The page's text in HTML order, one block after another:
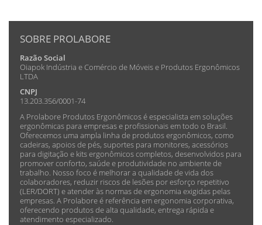
SOBRE PROLABORE
Razão Social
Oiapok Indústria e Comércio de Móveis e Produtos Ergonômicos
LTDA
CNPJ
13.203.356/0001-74
A Prolabore Produtos Ergonômicos é especialista em soluções
ergonômicas para empresas e profissionais em todo o Brasil.
Oferecemos uma ampla linha de produtos ergonômicos, como
cadeiras, apoios de pés, suportes para monitores, acessórios
para digitação e kits ergonômicos completos, desenvolvidos para
promover conforto, saúde e produtividade no ambiente de
trabalho. Nosso foco é melhorar a qualidade de vida dos
colaboradores, reduzir riscos de lesões por esforço repetitivo
(LER/DORT) e atender às normas de ergonomia exigidas pelas
empresas. A Prolabore é referência em ergonomia corporativa,
oferecendo produtos de alta qualidade, entrega rápida e
atendimento especializado.